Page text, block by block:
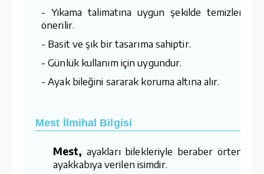
- Yıkama talimatına uygun şekilde
önerilir.
- Basit ve şık bir tasarıma sahiptir.
- Günlük kullanım için uygundur.
- Ayak bileğini sararak koruma altına alır.
Mest İlmihal Bilgisi
Mest, ayakları bilekleriyle beraber örten bir
ayakkabıya verilen isimdir.